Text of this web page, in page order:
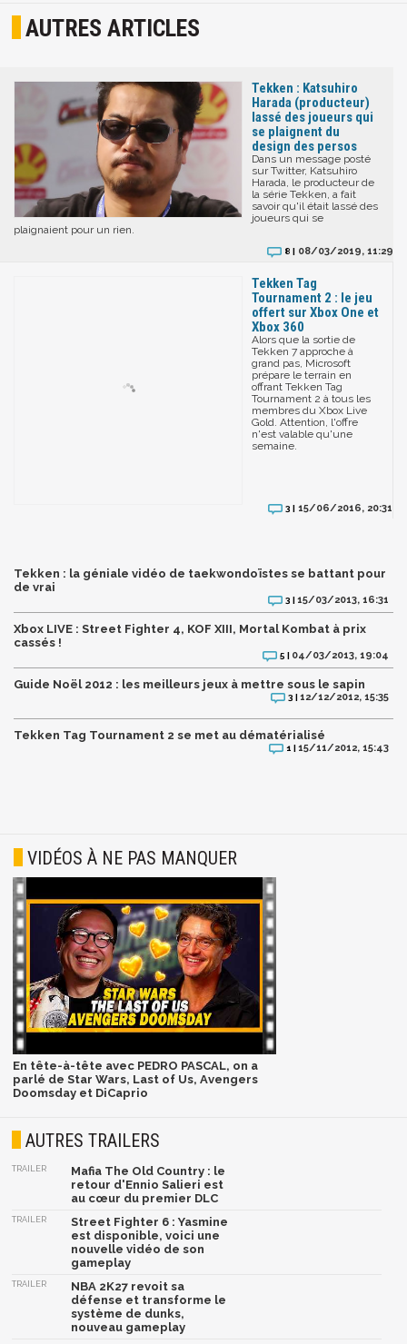
AUTRES ARTICLES
Tekken : Katsuhiro
Harada (producteur)
lassé des joueurs qui
se plaignent du
design des persos
Dans un message posté
sur Twitter, Katsuhiro
Harada, le producteur de
la série Tekken, a fait
savoir qu'il était lassé des
joueurs qui se
plaignaient pour un rien.
8 | 08/03/2019, 11:29
Tekken Tag
Tournament 2 : le jeu
offert sur Xbox One et
Xbox 360
Alors que la sortie de
Tekken 7 approche à
grand pas, Microsoft
prépare le terrain en
offrant Tekken Tag
Tournament 2 à tous les
membres du Xbox Live
Gold. Attention, l'offre
n'est valable qu'une
semaine.
3 | 15/06/2016, 20:31
Tekken : la géniale vidéo de taekwondoïstes se battant pour
de vrai
3 |15/03/2013, 16:31
Xbox LIVE : Street Fighter 4, KOF XIII, Mortal Kombat à prix
cassés !
5 | 04/03/2013, 19:04
Guide Noël 2012 : les meilleurs jeux à mettre sous le sapin
3 |12/12/2012, 15:35
Tekken Tag Tournament 2 se met au dématérialisé
1 |15/11/2012, 15:43
VIDÉOS À NE PAS MANQUER
En tête-à-tête avec PEDRO PASCAL, on a
parlé de Star Wars, Last of Us, Avengers
Doomsday et DiCaprio
AUTRES TRAILERS
TRAILER
Mafia The Old Country : le
retour d'Ennio Salieri est
au cœur du premier DLC
TRAILER
Street Fighter 6 : Yasmine
est disponible, voici une
nouvelle vidéo de son
gameplay
TRAILER
NBA 2K27 revoit sa
défense et transforme le
système de dunks,
nouveau gameplay